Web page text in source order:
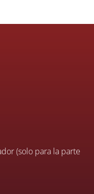
(solo para la parte